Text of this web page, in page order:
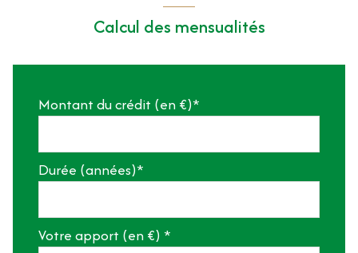
Calcul des mensualités
Montant du crédit (en €)*
Durée (années)*
Votre apport (en €) *